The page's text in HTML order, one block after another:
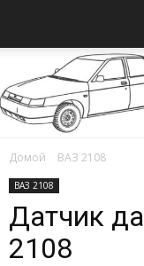
Домой ВАЗ 2108
ВАЗ 2108
Датчик
2108